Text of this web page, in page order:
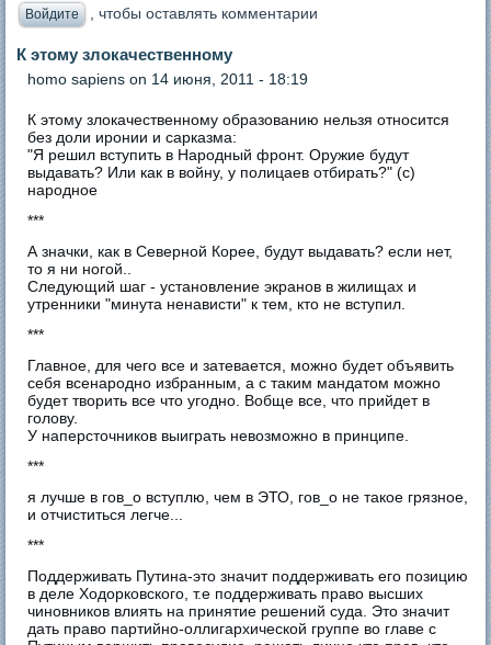
Войдите , чтобы оставлять комментарии
К этому злокачественному
homo sapiens on 14 июня, 2011 - 18:19
К этому злокачественному образованию нельзя относится
без доли иронии и сарказма:
"Я решил вступить в Народный фронт. Оружие будут
выдавать? Или как в войну, у полицаев отбирать?" (с)
народное
***
А значки, как в Северной Корее, будут выдавать? если нет,
то я ни ногой..
Следующий шаг - установление экранов в жилищах и
утренники "минута ненависти" к тем, кто не вступил.
***
Главное, для чего все и затевается, можно будет объявить
себя всенародно избранным, а с таким мандатом можно
будет творить все что угодно. Вобще все, что прийдет в
голову.
У наперсточников выиграть невозможно в принципе.
***
я лучше в гов_о вступлю, чем в ЭТО, гов_о не такое грязное,
и отчиститься легче...
***
Поддерживать Путина-это значит поддерживать его позицию
в деле Ходорковского, т.е поддерживать право высших
чиновников влиять на принятие решений суда. Это значит
дать право партийно-оллигархической группе во главе с